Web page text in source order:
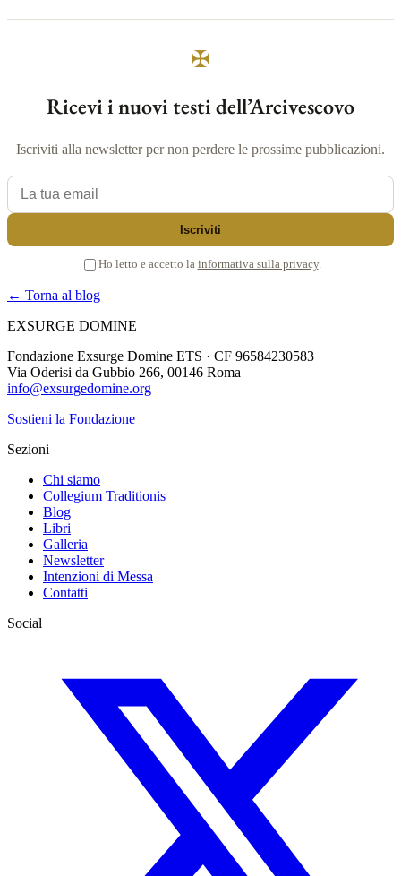
✠
Ricevi i nuovi testi dell’Arcivescovo
Iscriviti alla newsletter per non perdere le prossime pubblicazioni.
La tua email
Iscriviti
Ho letto e accetto la informativa sulla privacy.
← Torna al blog
EXSURGE DOMINE
Fondazione Exsurge Domine ETS · CF 96584230583
Via Oderisi da Gubbio 266, 00146 Roma
info@exsurgedomine.org
Sostieni la Fondazione
Sezioni
Chi siamo
Collegium Traditionis
Blog
Libri
Galleria
Newsletter
Intenzioni di Messa
Contatti
Social